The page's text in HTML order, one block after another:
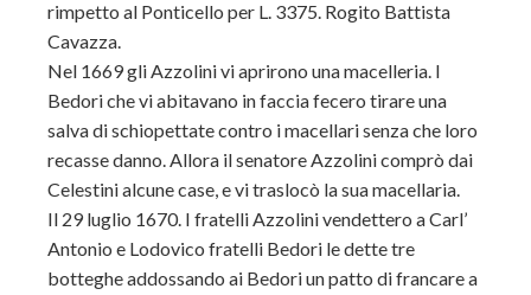
rimpetto al Ponticello per L. 3375. Rogito Battista
Cavazza.
Nel 1669 gli Azzolini vi aprirono una macelleria. I
Bedori che vi abitavano in faccia fecero tirare una
salva di schiopettate contro i macellari senza che loro
recasse danno. Allora il senatore Azzolini comprò dai
Celestini alcune case, e vi traslocò la sua macellaria.
Il 29 luglio 1670. I fratelli Azzolini vendettero a Carl’
Antonio e Lodovico fratelli Bedori le dette tre
botteghe addossando ai Bedori un patto di francare a